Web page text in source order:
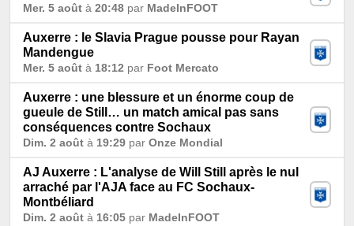
Mer. 5 août à 20:48 par MadeInFOOT
Auxerre : le Slavia Prague pousse pour Rayan
Mandengue
Mer. 5 août à 18:12 par Foot Mercato
Auxerre : une blessure et un énorme coup de
gueule de Still… un match amical pas sans
conséquences contre Sochaux
Dim. 2 août à 19:29 par Onze Mondial
AJ Auxerre : L'analyse de Will Still après le nul
arraché par l'AJA face au FC Sochaux-
Montbéliard
Dim. 2 août à 16:05 par MadeInFOOT